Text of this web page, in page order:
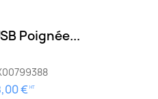
Poignée...
€ HT